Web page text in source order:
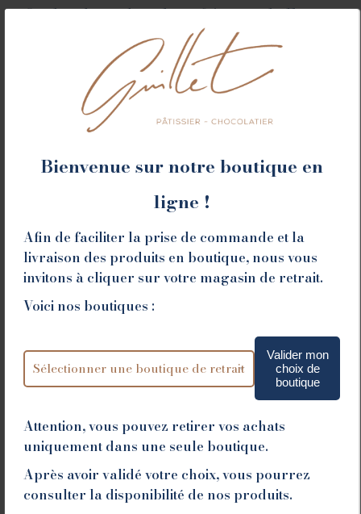
Bienvenue sur notre boutique en
ligne !
Afin de faciliter la prise de commande et la
livraison des produits en boutique, nous vous
invitons à cliquer sur votre magasin de retrait.
Voici nos boutiques :
Valider mon
choix de
boutique
Attention, vous pouvez retirer vos achats
uniquement dans une seule boutique.
Après avoir validé votre choix, vous pourrez
consulter la disponibilité de nos produits.
Quel cadeau chocolat offrir pour la Fête
Idées Cadeaux 05/06/2025
Offrir du chocolat pour la Fête des Pères ? Oui, mais
pas n’importe lequel. Maison Guillet dévoile ses
créations originales, artisanales et pleines d’humour
pour célébrer les papas avec tendresse… et
gourmandise. Coffret de chaussures en chocolat,
tablette à message, entremets intense ou brioche
gianduja : il y en a pour tous les goûts.
Read & shop
Idées Cadeaux gourmands Fête des Pères
2024
Uncategorized 06/06/2024
La Maison Guillet rend hommages aux Jeux